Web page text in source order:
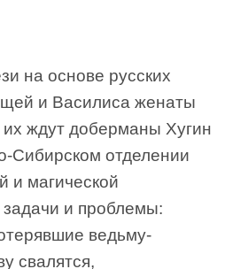
на основе русских
и Василиса женаты
ждут доберманы Хугин
Сибирском отделении
и магической
и проблемы:
ведьму-
свалятся,